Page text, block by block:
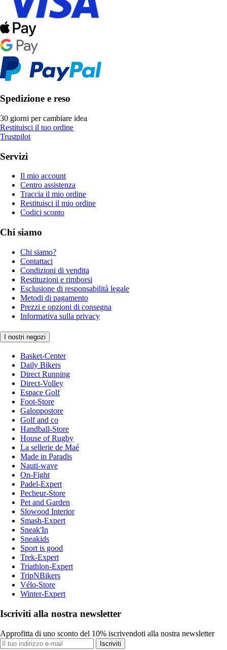
Spedizione e reso
30 giorni per cambiare idea
Restituisci il tuo ordine
Trustpilot
Servizi
Il mio account
Centro assistenza
Traccia il mio ordine
Restituisci il mio ordine
Codici sconto
Chi siamo
Chi siamo?
Contattaci
Condizioni di vendita
Restituzioni e rimborsi
Esclusione di responsabilità legale
Metodi di pagamento
Prezzi e opzioni di consegna
Informativa sulla privacy
I nostri negozi
Basket-Center
Daily Bikers
Direct Running
Direct-Volley
Espace Golf
Foot-Store
Galoppostore
Golf and co
Handball-Store
House of Rugby
La sellerie de Maé
Made in Paradis
Nauti-wave
On-Fight
Padel-Expert
Pecheur-Store
Pet and Garden
Slowood Interior
Smash-Expert
Sneak'In
Sneakids
Sport is good
Trek-Expert
Triathlon-Expert
TripNBikers
Vélo-Store
Winter-Expert
Iscriviti alla nostra newsletter
Approfitta di uno sconto del 10% iscrivendoti alla nostra newsletter
Iscriviti